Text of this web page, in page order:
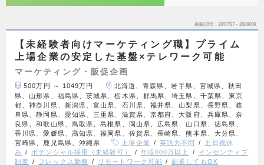
掲載期間 26/07/27～26/08/09
【未経験者向けマーケティング職】プライム
上場企業の安定した基盤×テレワーク可能
マーケティング・販促企画
500万円 ～ 1049万円
北海道、青森県、岩手県、宮城県、秋田
県、山形県、福島県、茨城県、栃木県、群馬県、埼玉県、千葉県、東京
都、神奈川県、新潟県、富山県、石川県、福井県、山梨県、長野県、岐
阜県、静岡県、愛知県、三重県、滋賀県、京都府、大阪府、兵庫県、奈
良県、和歌山県、鳥取県、島根県、岡山県、広島県、山口県、徳島県、
香川県、愛媛県、高知県、福岡県、佐賀県、長崎県、熊本県、大分県、
宮崎県、鹿児島県、沖縄県
上場企業 英語力不問
土日祝休
み
ポテンシャル採用（未経験可） 年収600万以上
インセンティブ
制度
フレックス勤務 リモートワーク可能 副業してもOK